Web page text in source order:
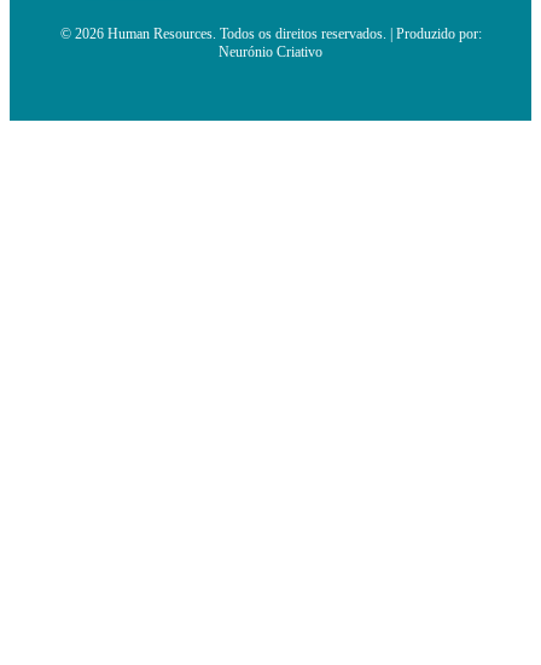
© 2026 Human Resources. Todos os direitos reservados. | Produzido por:
Neurónio Criativo